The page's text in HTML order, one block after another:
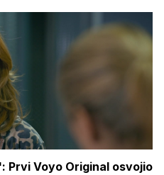
Prvi Voyo Original osvojio